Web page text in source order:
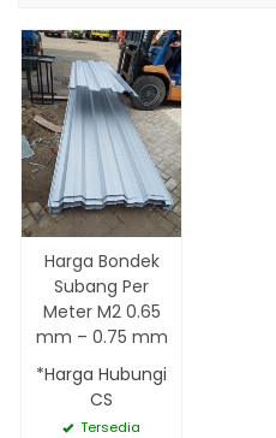
Harga Bondek
Subang Per
Meter M2 0.65
mm – 0.75 mm
*Harga Hubungi
CS
Tersedia